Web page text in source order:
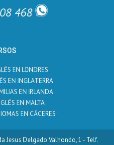
468
EN LONDRES
EN INGLATERRA
EN IRLANDA
EN MALTA
EN CÁCERES
Jesus Delgado Valhondo, 1 - Telf.